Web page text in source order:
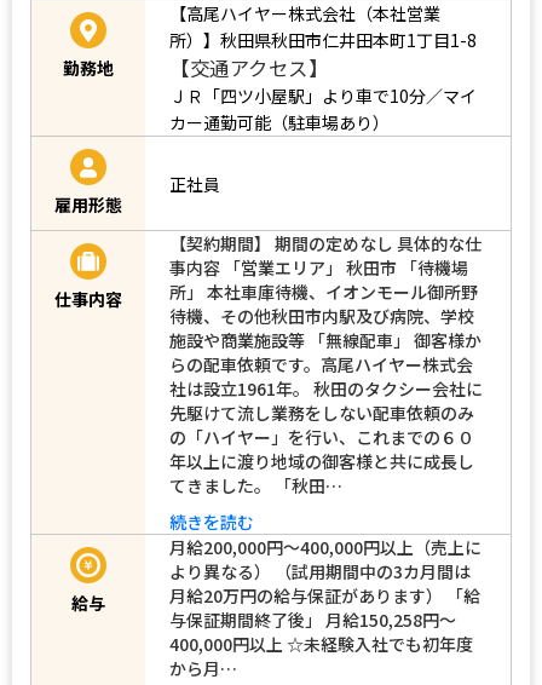
勤務地
【高尾ハイヤー株式会社（本社営業
所）】秋田県秋田市仁井田本町1丁目1-8
【交通アクセス】
ＪＲ「四ツ小屋駅」より車で10分／マイ
カー通勤可能（駐車場あり）
雇用形態
正社員
仕事内容
【契約期間】 期間の定めなし 具体的な仕
事内容 「営業エリア」 秋田市 「待機場
所」 本社車庫待機、イオンモール御所野
待機、その他秋田市内駅及び病院、学校
施設や商業施設等 「無線配車」 御客様か
らの配車依頼です。高尾ハイヤー株式会
社は設立1961年。 秋田のタクシー会社に
先駆けて流し業務をしない配車依頼のみ
の「ハイヤー」を行い、これまでの６０
年以上に渡り地域の御客様と共に成長し
てきました。 「秋田…
続きを読む
給与
月給200,000円～400,000円以上（売上に
より異なる） （試用期間中の3カ月間は
月給20万円の給与保証があります） 「給
与保証期間終了後」 月給150,258円～
400,000円以上 ☆未経験入社でも初年度
から月…